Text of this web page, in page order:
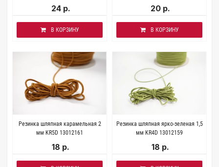
24 р.
В КОРЗИНУ
20 р.
В КОРЗИНУ
Резинка шляпная карамельная 2
мм KR5D 13012161
18 р.
Резинка шляпная ярко-зеленая 1,5
мм KR4D 13012159
18 р.